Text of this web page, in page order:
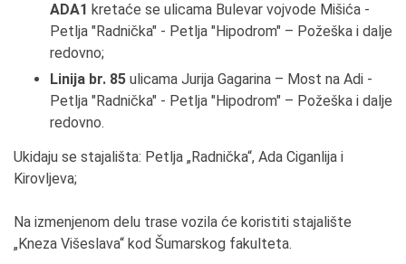
АDА1 kretaće se ulicama Bulevar vojvode Mišića -
Petlja "Radnička" - Petlja "Hipodrom" – Požeška i dalje
redovno;
Linija br. 85 ulicama Jurija Gagarina – Most na Аdi -
Petlja "Radnička" - Petlja "Hipodrom" – Požeška i dalje
redovno.
Ukidaju se stajališta: Petlja „Radnička“, Аda Ciganlija i
Kirovljeva;
Na izmenjenom delu trase vozila će koristiti stajalište
„Kneza Višeslava“ kod Šumarskog fakulteta.